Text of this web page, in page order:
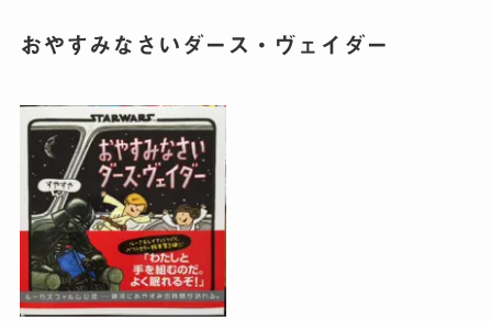
おやすみなさいダース・ヴェイダー